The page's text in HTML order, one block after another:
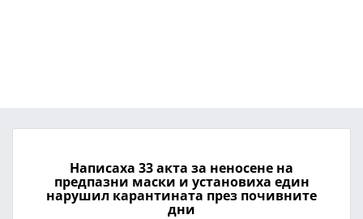
Написаха 33 акта за неносене на
предпазни маски и установиха един
нарушил карантината през почивните
дни